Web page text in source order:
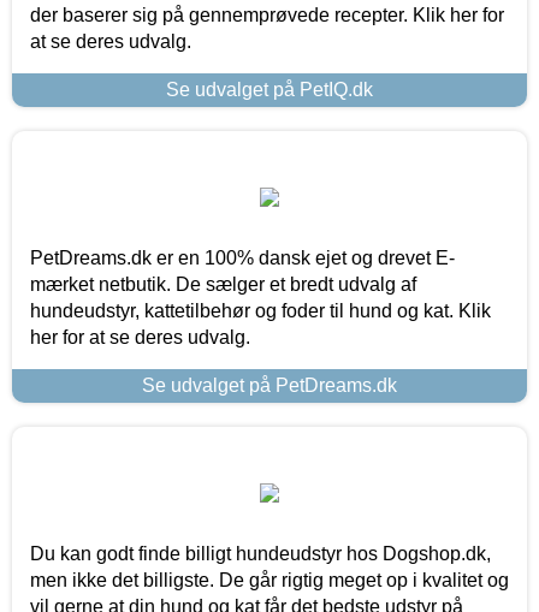
der baserer sig på gennemprøvede recepter. Klik her for
at se deres udvalg.
Se udvalget på PetIQ.dk
PetDreams.dk er en 100% dansk ejet og drevet E-
mærket netbutik. De sælger et bredt udvalg af
hundeudstyr, kattetilbehør og foder til hund og kat. Klik
her for at se deres udvalg.
Se udvalget på PetDreams.dk
Du kan godt finde billigt hundeudstyr hos Dogshop.dk,
men ikke det billigste. De går rigtig meget op i kvalitet og
vil gerne at din hund og kat får det bedste udstyr på